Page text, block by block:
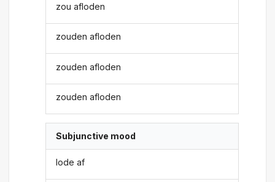
zou afloden
zouden afloden
zouden afloden
zouden afloden
Subjunctive mood
lode af